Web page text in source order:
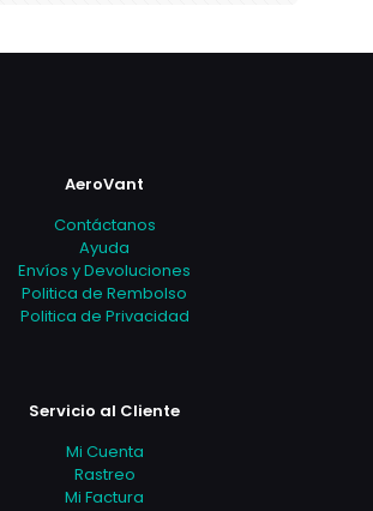
AeroVant
Contáctanos
Ayuda
Envíos y Devoluciones
Politica de Rembolso
Politica de Privacidad
Servicio al Cliente
Mi Cuenta
Rastreo
Mi Factura